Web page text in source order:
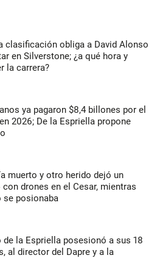
clasificación obliga a David Alonso
en Silverstone; ¿a qué hora y
la carrera?
ya pagaron $8,4 billones por el
2026; De la Espriella propone
muerto y otro herido dejó un
con drones en el Cesar, mientras
se posionaba
de la Espriella posesionó a sus 18
al director del Dapre y a la